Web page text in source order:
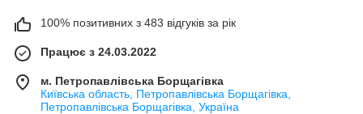
100% позитивних з 483 відгуків за рік
Працює з 24.03.2022
м. Петропавлівська Борщагівка
Київська область, Петропавлівська Борщагівка,
Петропавлівська Борщагівка, Україна